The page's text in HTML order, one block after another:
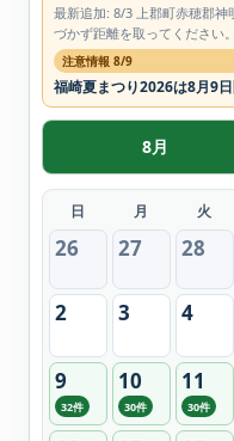
最新追加: 8/3 上郡町赤穂郡神
づかず距離を取ってください。
注意情報 8/9
福崎夏まつり2026は8月9
8月
日 月 火
26 27 28
2 3 4
9
32件
10
30件
11
30件